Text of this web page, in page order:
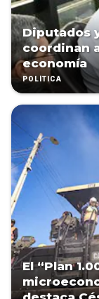
Diputados
coordinan
economía
POLÍTICA
El “Plan